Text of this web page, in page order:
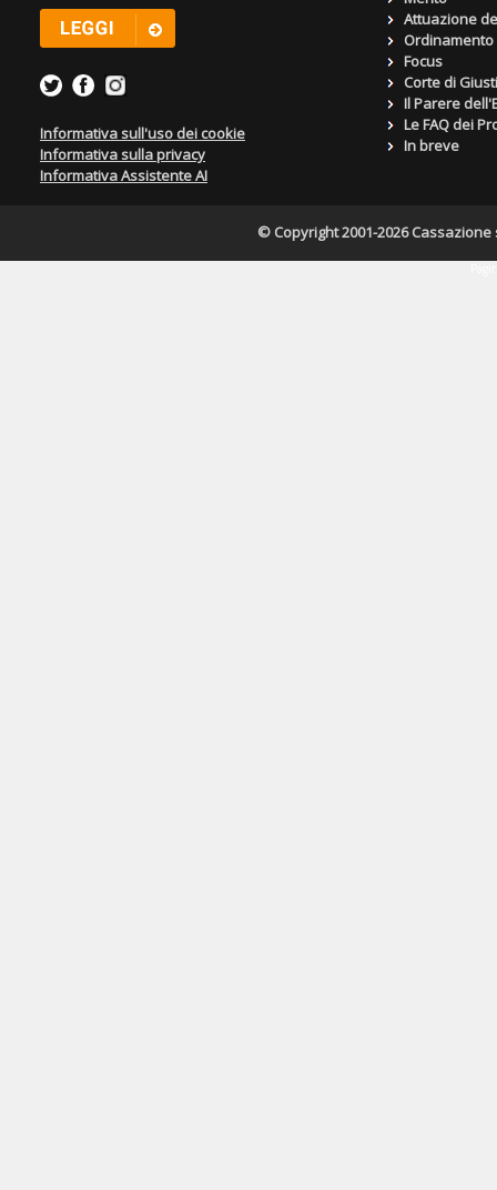
Informativa sull'uso dei cookie
Informativa sulla privacy
Informativa Assistente AI
Attuazione
Focus
Corte di
Il Parere
Le FAQ dei
In breve
© Copyright 2001-2026 Cassazione